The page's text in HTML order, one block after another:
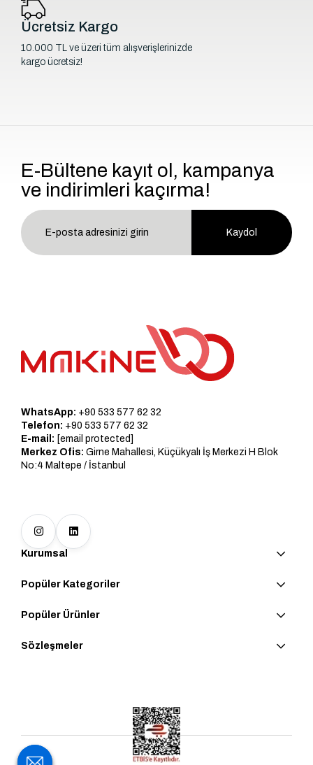
Ücretsiz Kargo
10.000 TL ve üzeri tüm alışverişlerinizde
kargo ücretsiz!
E-Bültene kayıt ol, kampanya
ve indirimleri kaçırma!
Kaydol
WhatsApp: +90 533 577 62 32
Telefon: +90 533 577 62 32
E-mail: [email protected]
Merkez Ofis: Girne Mahallesi, Küçükyalı İş Merkezi H Blok
No:4 Maltepe / İstanbul
Kurumsal
Popüler Kategoriler
Popüler Ürünler
Sözleşmeler